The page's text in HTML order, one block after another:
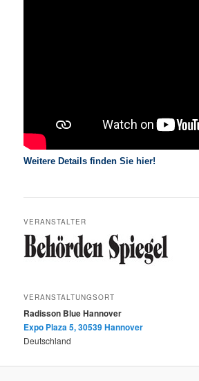
Weitere Details finden Sie hier!
VERANSTALTER
VERANSTALTUNGSORT
Radisson Blue Hannover
Expo Plaza 5, 30539 Hannover
Deutschland